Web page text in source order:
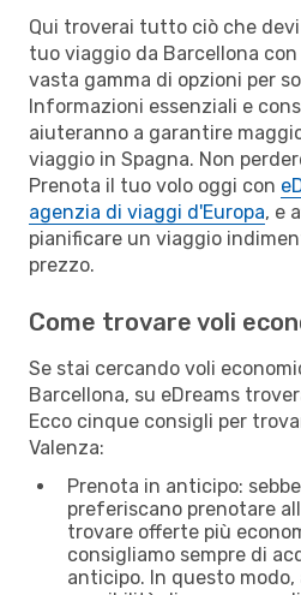
Qui troverai tutto ciò che
tuo viaggio da Barcellona
vasta gamma di opzioni per
Informazioni essenziali e
aiuteranno a garantire
viaggio in Spagna. Non
Prenota il tuo volo oggi con
agenzia di viaggi d'Europa, e
pianificare un viaggio
prezzo.
Come trovare voli
Se stai cercando voli
Barcellona, su eDreams
Ecco cinque consigli per
Valenza:
Prenota in anticipo:
preferiscano prenotare
trovare offerte più
consigliamo sempre di
anticipo. In questo